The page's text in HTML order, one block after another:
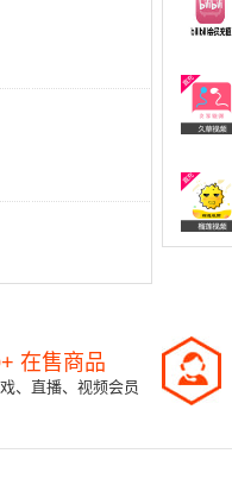
在售商品
、直播、视频会员